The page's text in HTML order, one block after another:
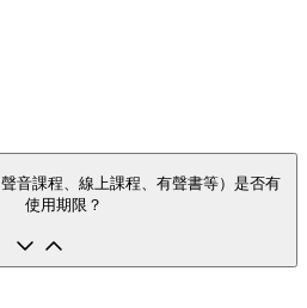
音課程、線上課程、有聲書等）是否有
使用期限？